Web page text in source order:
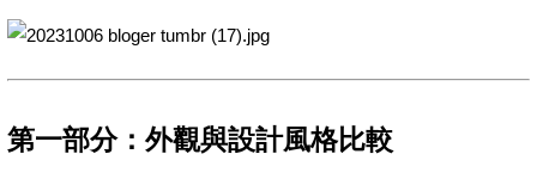
第一部分：外觀與設計風格比較